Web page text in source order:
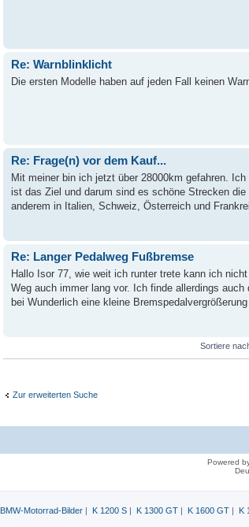
Re: Warnblinklicht
Die ersten Modelle haben auf jeden Fall keinen
Re: Frage(n) vor dem Kauf...
Mit meiner bin ich jetzt über 28000km gefahren.
ist das Ziel und darum sind es schöne Strecken
anderem in Italien, Schweiz, Österreich und
Re: Langer Pedalweg Fußbremse
Hallo Isor 77, wie weit ich runter trete kann ich
Weg auch immer lang vor. Ich finde allerdings
bei Wunderlich eine kleine
Sortiere
Zur erweiterten Suche
Powered
BMW-Motorrad-Bilder| K 1200 S| K 1300 GT| K 1600 GT| K